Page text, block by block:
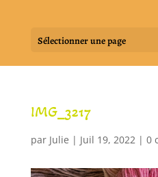
Sélectionner une page
IMG_3217
par Julie | Juil 19, 2022| 0